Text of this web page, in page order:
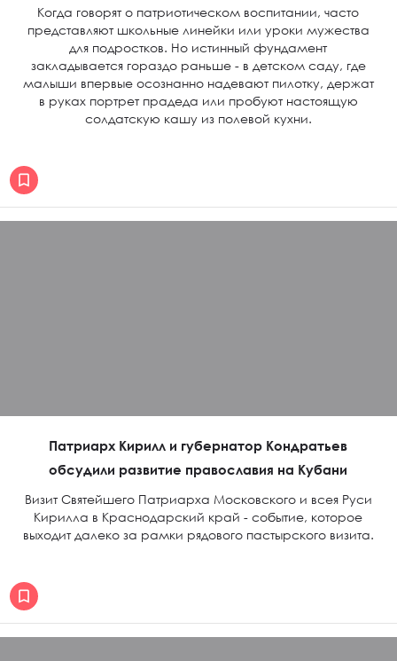
Когда говорят о патриотическом воспитании, часто
представляют школьные линейки или уроки мужества
для подростков. Но истинный фундамент
закладывается гораздо раньше - в детском саду, где
малыши впервые осознанно надевают пилотку, держат
в руках портрет прадеда или пробуют настоящую
солдатскую кашу из полевой кухни.
Патриарх Кирилл и губернатор Кондратьев
обсудили развитие православия на Кубани
Визит Святейшего Патриарха Московского и всея Руси
Кирилла в Краснодарский край - событие, которое
выходит далеко за рамки рядового пастырского визита.